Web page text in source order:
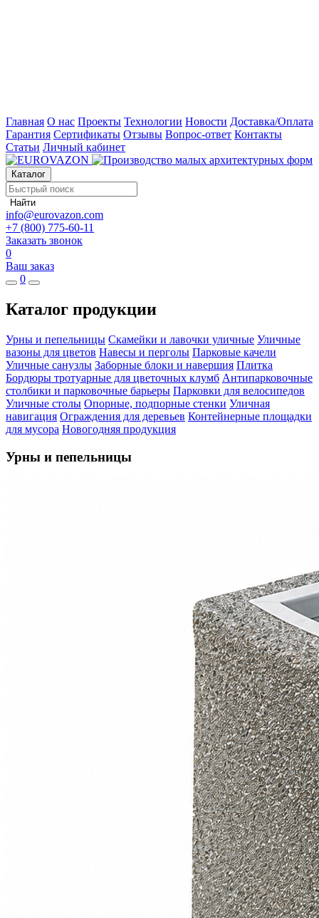
Главная О нас Проекты Технологии Новости Доставка/Оплата
Гарантия Сертификаты Отзывы Вопрос-ответ Контакты
Статьи Личный кабинет
Каталог
Найти
info@eurovazon.com
+7 (800) 775-60-11
Заказать звонок
0
Ваш заказ
0
Каталог продукции
Урны и пепельницы Скамейки и лавочки уличные Уличные
вазоны для цветов Навесы и перголы Парковые качели
Уличные санузлы Заборные блоки и навершия Плитка
Бордюры тротуарные для цветочных клумб Антипарковочные
столбики и парковочные барьеры Парковки для велосипедов
Уличные столы Опорные, подпорные стенки Уличная
навигация Ограждения для деревьев Контейнерные площадки
для мусора Новогодняя продукция
Урны и пепельницы